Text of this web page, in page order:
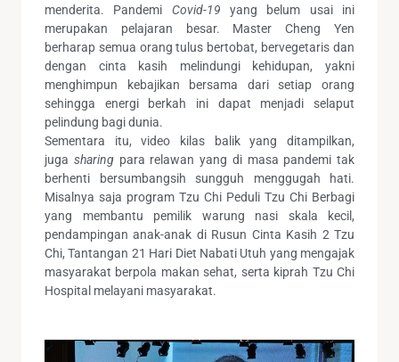
menderita. Pandemi Covid-19 yang belum usai ini
merupakan pelajaran besar. Master Cheng Yen
berharap semua orang tulus bertobat, bervegetaris dan
dengan cinta kasih melindungi kehidupan, yakni
menghimpun kebajikan bersama dari setiap orang
sehingga energi berkah ini dapat menjadi selaput
pelindung bagi dunia.
Sementara itu, video kilas balik yang ditampilkan,
juga sharing para relawan yang di masa pandemi tak
berhenti bersumbangsih sungguh menggugah hati.
Misalnya saja program Tzu Chi Peduli Tzu Chi Berbagi
yang membantu pemilik warung nasi skala kecil,
pendampingan anak-anak di Rusun Cinta Kasih 2 Tzu
Chi, Tantangan 21 Hari Diet Nabati Utuh yang mengajak
masyarakat berpola makan sehat, serta kiprah Tzu Chi
Hospital melayani masyarakat.